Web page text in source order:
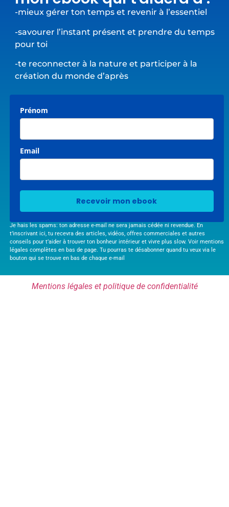
-mieux gérer ton temps et revenir à l’essentiel
-savourer l’instant présent et prendre du temps
pour toi
-te reconnecter à la nature et participer à la
création du monde d’après
Prénom
Email
Recevoir mon ebook
Je hais les spams: ton adresse e-mail ne sera jamais cédée ni revendue. En
t’inscrivant ici, tu recevra des articles, vidéos, offres commerciales et autres
conseils pour t’aider à trouver ton bonheur intérieur et vivre plus slow. Voir mentions
légales complètes en bas de page. Tu pourras te désabonner quand tu veux via le
bouton qui se trouve en bas de chaque e-mail
Mentions légales et politique de confidentialité